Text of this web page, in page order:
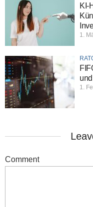
KI-
1.
1.
Comment